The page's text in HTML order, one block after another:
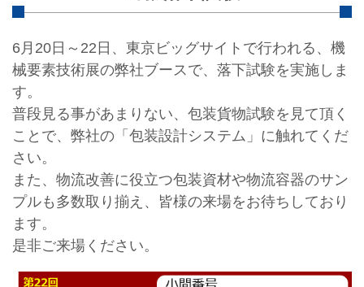
6月20日～22日、東京ビッグサイトで行われる、機
械要素技術展の弊社ブースで、落下試験を実施しま
す。
普段見る事があまりない、包装貨物試験を見て頂く
ことで、弊社の「包装設計システム」に触れてくだ
さい。
また、物流改善に役立つ包装資材や物流容器のサン
プルも多数取り揃え、皆様の来場をお待ちしており
ます。
是非ご来場ください。